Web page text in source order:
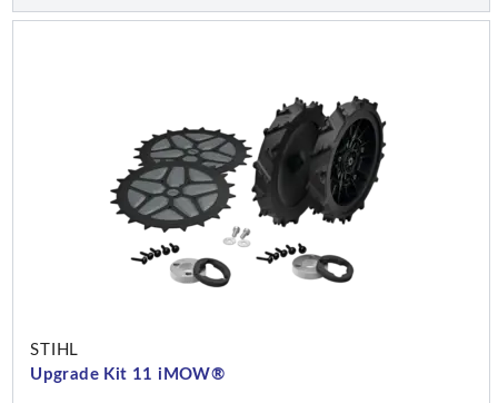
STIHL
Upgrade Kit 11 iMOW®